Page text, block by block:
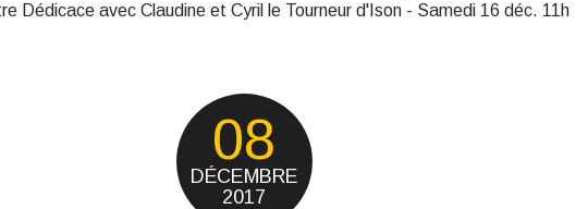
Dédicace avec Claudine et Cyril le Tourneur d'Ison - Samedi 16 déc. 11h
08
DÉCEMBRE
2017